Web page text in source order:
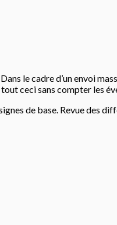
le cadre d’un envoi
ceci sans compter les
de base. Revue des